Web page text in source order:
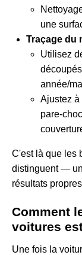
une
Traçage du
Utilisez
année/
Ajustez à
pare-
C'est là que les
distinguent —
résultats
Comment
voitures
Une fois la